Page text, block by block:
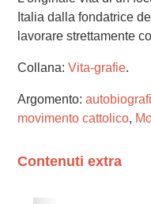
Italia dalla fondatrice
lavorare strettamente
Collana: Vita-grafie.
Argomento:
movimento cattolico,
Contenuti extra